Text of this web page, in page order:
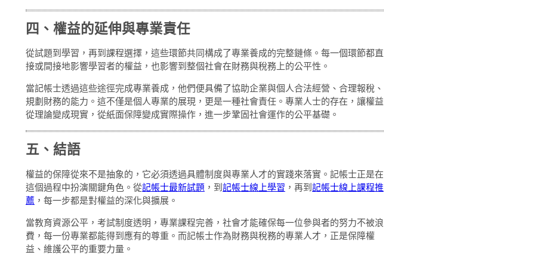
四、權益的延伸與專業責任
從試題到學習，再到課程選擇，這些環節共同構成了專業養成的完整鏈條。每一個環節都直
接或間接地影響學習者的權益，也影響到整個社會在財務與稅務上的公平性。
當記帳士透過這些途徑完成專業養成，他們便具備了協助企業與個人合法經營、合理報稅、
規劃財務的能力。這不僅是個人專業的展現，更是一種社會責任。專業人士的存在，讓權益
從理論變成現實，從紙面保障變成實際操作，進一步鞏固社會運作的公平基礎。
五、結語
權益的保障從來不是抽象的，它必須透過具體制度與專業人才的實踐來落實。記帳士正是在
這個過程中扮演關鍵角色。從記帳士最新試題 ，到 記帳士線上學習 ，再到 記帳士線上課程推
薦 ，每一步都是對權益的深化與擴展。
當教育資源公平，考試制度透明，專業課程完善，社會才能確保每一位參與者的努力不被浪
費，每一份專業都能得到應有的尊重。而記帳士作為財務與稅務的專業人才，正是保障權
益、維護公平的重要力量。